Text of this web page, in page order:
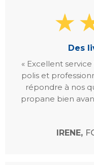
Des
« Excellent
polis et
répondre à nos
propane bien
IRENE,